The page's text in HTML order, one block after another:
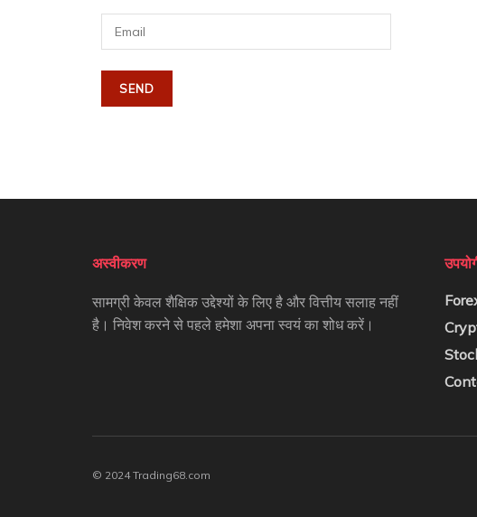
अस्वीकरण
सामग्री केवल शैक्षिक उद्देश्यों के लिए है और वित्तीय सलाह नहीं
है। निवेश करने से पहले हमेशा अपना स्वयं का शोध करें।
© 2024 Trading68.com